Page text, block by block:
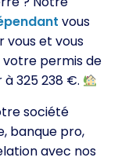
vous
vous et vous
votre permis de
325 238 €.
société
banque pro,
avec nos